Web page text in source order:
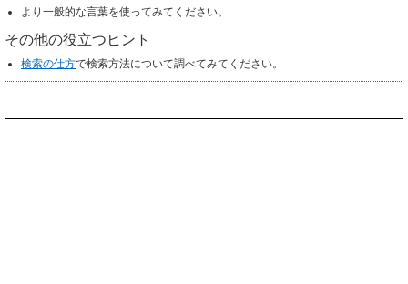
より一般的な言葉を使ってみてください。
その他の役立つヒント
検索の仕方で検索方法について調べてみてください。